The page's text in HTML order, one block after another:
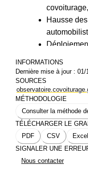
Hausse
courts.
INFORMATIONS
Dernière mise à jour : 01/
SOURCES
MÉTHODOLOGIE
Consulter la méthode
TÉLÉCHARGER LE
PDF
CSV
Excel
SIGNALER UNE
Nous contacter